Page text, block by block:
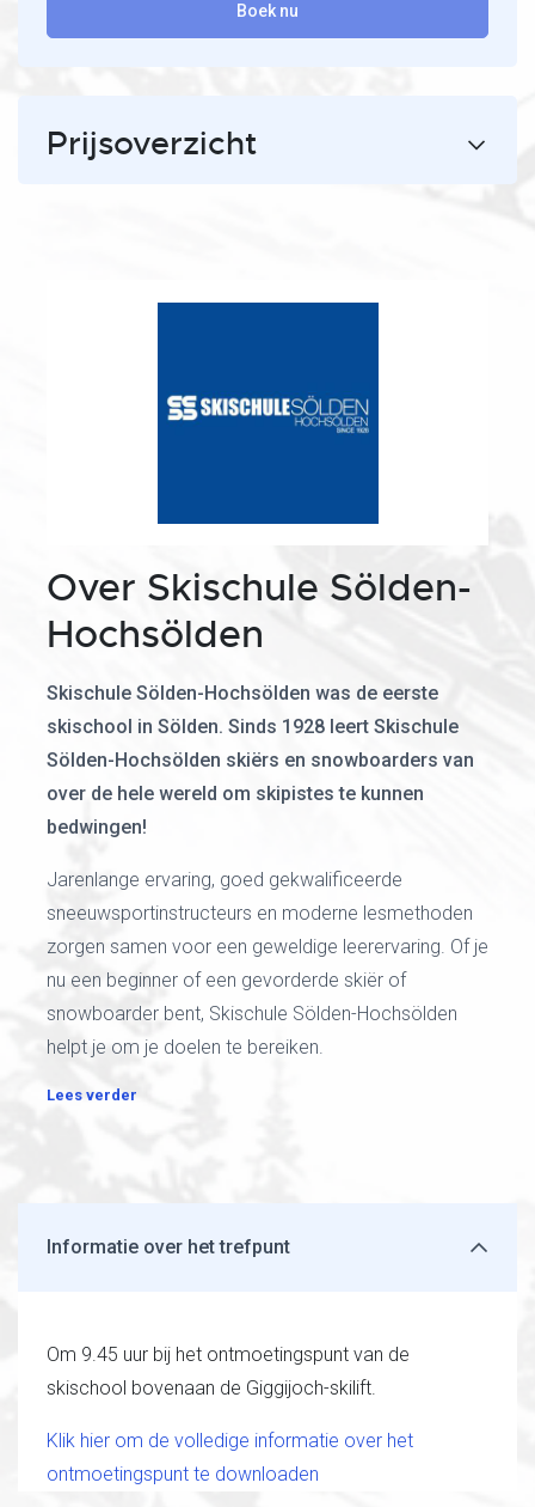
Boek nu
Prijsoverzicht
Over Skischule Sölden-
Hochsölden
Skischule Sölden-Hochsölden was de eerste
skischool in Sölden. Sinds 1928 leert Skischule
Sölden-Hochsölden skiërs en snowboarders van
over de hele wereld om skipistes te kunnen
bedwingen!
Jarenlange ervaring, goed gekwalificeerde
sneeuwsportinstructeurs en moderne lesmethoden
zorgen samen voor een geweldige leerervaring. Of je
nu een beginner of een gevorderde skiër of
snowboarder bent, Skischule Sölden-Hochsölden
helpt je om je doelen te bereiken.
Lees verder
Informatie over het trefpunt
Om 9.45 uur bij het ontmoetingspunt van de
skischool bovenaan de Giggijoch-skilift.
Klik hier om de volledige informatie over het
ontmoetingspunt te downloaden